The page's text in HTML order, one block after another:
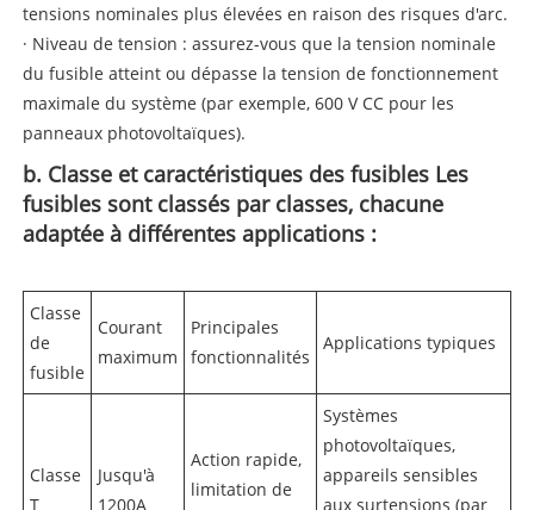
tensions nominales plus élevées en raison des risques d'arc.
· Niveau de tension : assurez-vous que la tension nominale
du fusible atteint ou dépasse la tension de fonctionnement
maximale du système (par exemple, 600 V CC pour les
panneaux photovoltaïques).
b. Classe et caractéristiques des fusibles Les
fusibles sont classés par classes, chacune
adaptée à différentes applications :
Classe
de
fusible
Courant
maximum
Principales
fonctionnalités
Applications typiques
Classe
T
Jusqu'à
1200A
Action rapide,
limitation de
Systèmes
photovoltaïques,
appareils sensibles
aux surtensions (par